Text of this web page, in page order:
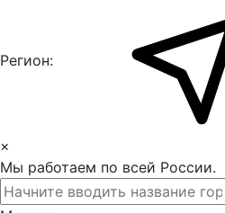
Регион:
×
Мы работаем по всей России.